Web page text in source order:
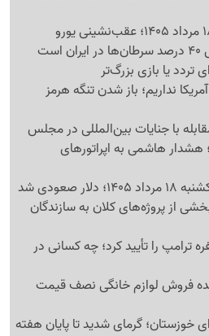
تردد یا بازی بزرگ‌تر
نداریم؛ باز شدن تنگه هرمز
با جنایات بین‌المللی در مجلس
هشدار هاشمی به اپراتورهای
صعودی شد
از پروژه‌های کلان به سازندگان
آمریکا فهرست 74 نفره ترامپ را تأیید کرد؛ چه کسانی در
فروش لوازم خانگی نصف قیمت
خوزستان؛ گرمای شدید تا پایان هفته